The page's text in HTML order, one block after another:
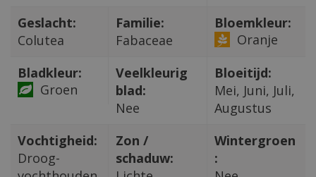
Geslacht:
Colutea
Familie:
Fabaceae
Bloemkleur:
Oranje
Bladkleur:
Groen
Veelkleurig
blad:
Nee
Bloeitijd:
Mei, Juni, Juli,
Augustus
Vochtigheid:
Droog-
Zon /
schaduw:
Wintergroen
: